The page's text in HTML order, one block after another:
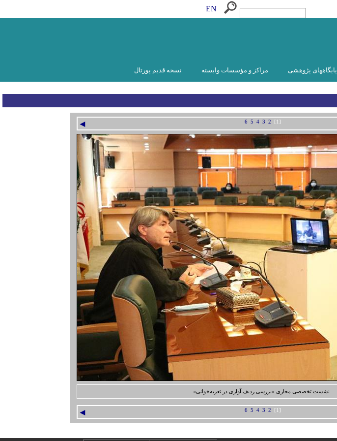
EN
پایگاههای پژوهشی مراکز و مؤسسات وابسته نسخه قدیم پورتال
◄ [1]
2
3
4
5
6
نشست تخصصی مجازی «بررسی ردیف آوازی در تعزیه‌خوانی»
◄ [1]
2
3
4
5
6